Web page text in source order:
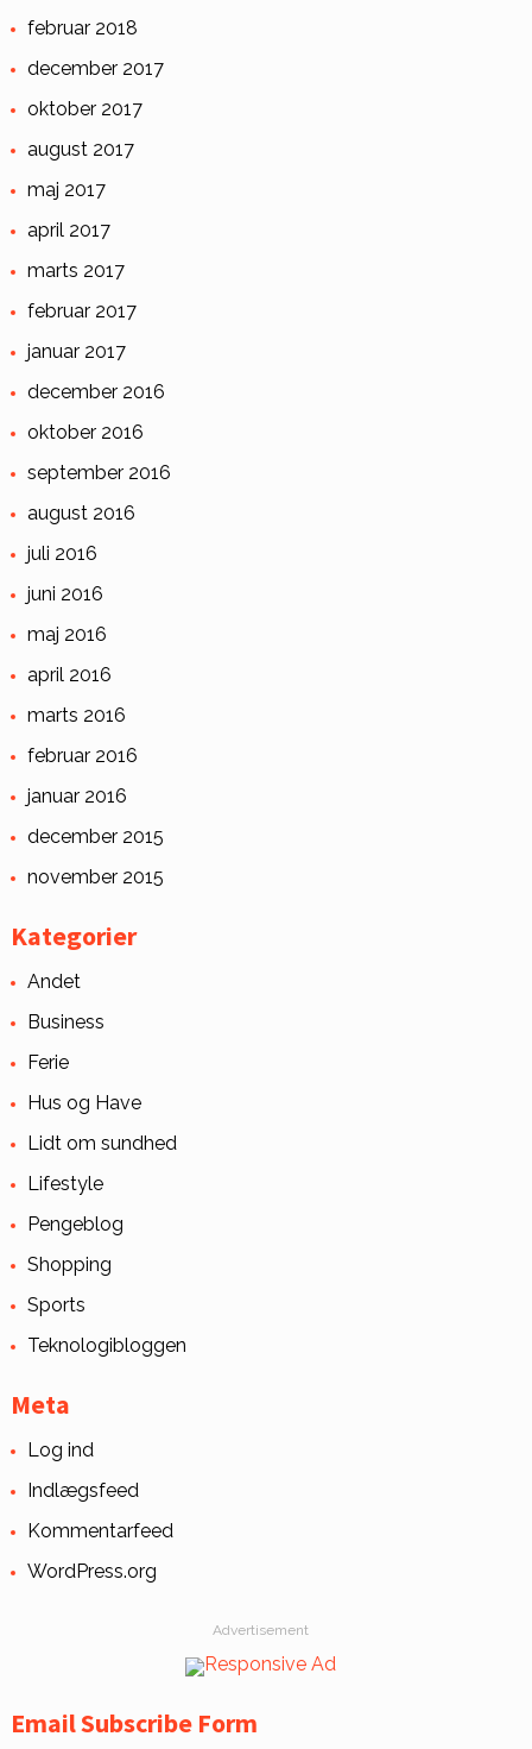
februar 2018
december 2017
oktober 2017
august 2017
maj 2017
april 2017
marts 2017
februar 2017
januar 2017
december 2016
oktober 2016
september 2016
august 2016
juli 2016
juni 2016
maj 2016
april 2016
marts 2016
februar 2016
januar 2016
december 2015
november 2015
Kategorier
Andet
Business
Ferie
Hus og Have
Lidt om sundhed
Lifestyle
Pengeblog
Shopping
Sports
Teknologibloggen
Meta
Log ind
Indlægsfeed
Kommentarfeed
WordPress.org
Advertisement
Email Subscribe Form